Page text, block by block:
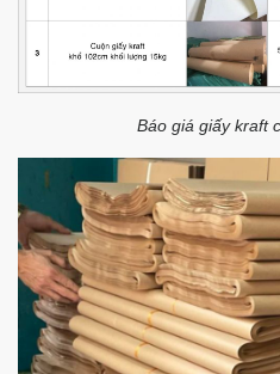
Báo giá giấy kraft